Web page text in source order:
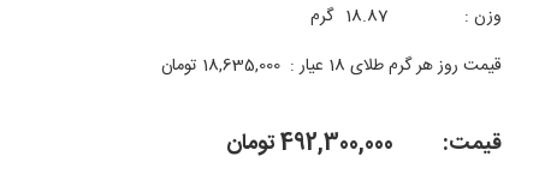
وزن : 18.87 گرم
قیمت روز هر گرم طلای 18 عیار :
18,635,000 تومان
قیمت: 492,300,000تومان